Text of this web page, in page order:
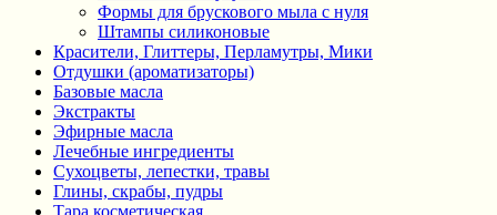
Формы для брускового мыла с нуля
Штампы силиконовые
Красители, Глиттеры, Перламутры, Мики
Отдушки (ароматизаторы)
Базовые масла
Экстракты
Эфирные масла
Лечебные ингредиенты
Сухоцветы, лепестки, травы
Глины, скрабы, пудры